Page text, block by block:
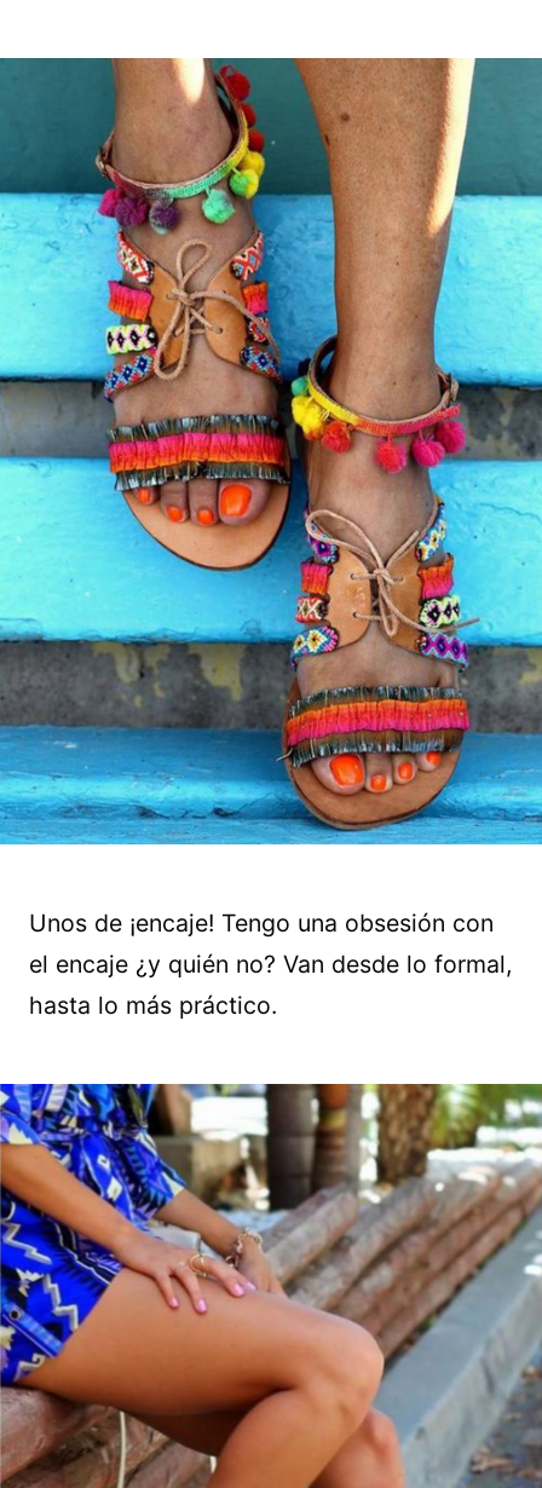
Unos de ¡encaje! Tengo una obsesión con
el encaje ¿y quién no? Van desde lo formal,
hasta lo más práctico.